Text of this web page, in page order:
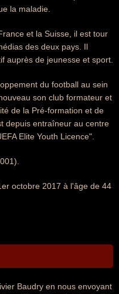
la maladie.
et la Suisse, il est tour
des deux pays. Il
auprès de jeunesse et sport.
du football au sein
son club formateur et
de la Pré-formation et de
depuis entraîneur au centre
Elite Youth Licence".
octobre 2017 à l'âge de 44
Baudry en nous envoyant